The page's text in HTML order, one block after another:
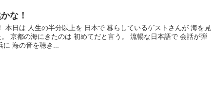
な！
本日は 人生の半分以上を 日本で 暮らしているゲストさんが 海を見
京都の海にきたのは 初めてだと言う。 流暢な日本語で 会話が弾
海の音を聴き...